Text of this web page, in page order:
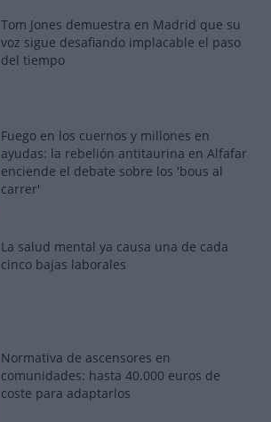
Tom Jones demuestra en Madrid que su
voz sigue desafiando implacable el paso
del tiempo
Fuego en los cuernos y millones en
ayudas: la rebelión antitaurina en Alfafar
enciende el debate sobre los 'bous al
carrer'
La salud mental ya causa una de cada
cinco bajas laborales
Normativa de ascensores en
comunidades: hasta 40.000 euros de
coste para adaptarlos